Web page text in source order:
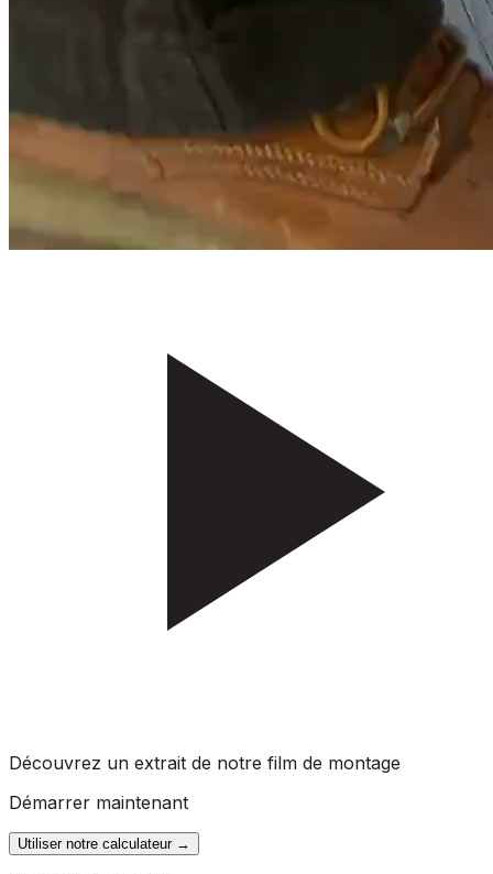
Découvrez un extrait de notre film de montage
Démarrer maintenant
Utiliser notre calculateur→